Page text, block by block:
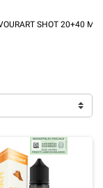
SHOT 20+40 ML